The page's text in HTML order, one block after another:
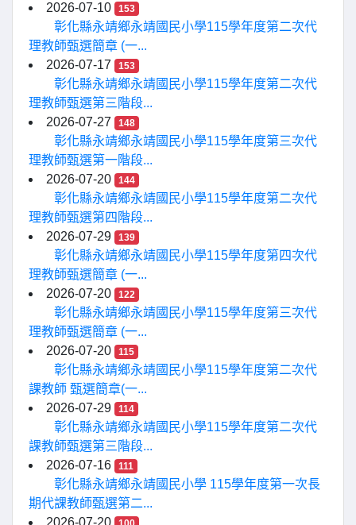
2026-07-10
153
彰化縣永靖鄉永靖國民小學115學年度第二次代
理教師甄選簡章 (一...
2026-07-17
153
彰化縣永靖鄉永靖國民小學115學年度第二次代
理教師甄選第三階段...
2026-07-27
148
彰化縣永靖鄉永靖國民小學115學年度第三次代
理教師甄選第一階段...
2026-07-20
144
彰化縣永靖鄉永靖國民小學115學年度第二次代
理教師甄選第四階段...
2026-07-29
139
彰化縣永靖鄉永靖國民小學115學年度第四次代
理教師甄選簡章 (一...
2026-07-20
122
彰化縣永靖鄉永靖國民小學115學年度第三次代
理教師甄選簡章 (一...
2026-07-20
115
彰化縣永靖鄉永靖國民小學115學年度第二次代
課教師 甄選簡章(一...
2026-07-29
114
彰化縣永靖鄉永靖國民小學115學年度第二次代
課教師甄選第三階段...
2026-07-16
111
彰化縣永靖鄉永靖國民小學 115學年度第一次長
期代課教師甄選第二...
2026-07-20